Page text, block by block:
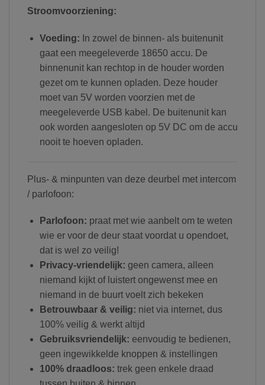
Stroomvoorziening:
Voeding: In zowel de binnen- als buitenunit
gaat een meegeleverde 18650 accu. De
binnenunit kan rechtop in de houder worden
gezet om te kunnen opladen. Deze houder
moet van 5V worden voorzien met de
meegeleverde USB kabel. De buitenunit kan
ook worden aangesloten op 5V DC om de accu
nooit te hoeven opladen.
Plus- & minpunten van deze deurbel met intercom
/ parlofoon:
Parlofoon: praat met wie aanbelt om te weten
wie er voor de deur staat voordat u opendoet,
dat is wel zo veilig!
Privacy-vriendelijk: geen camera, alleen
niemand kijkt of luistert ongewenst mee en
niemand in de buurt voelt zich bekeken
Betrouwbaar & veilig: niet via internet, dus
100% veilig & werkt altijd
Gebruiksvriendelijk: eenvoudig te bedienen,
geen ingewikkelde knoppen & instellingen
100% draadloos: trek geen enkele draad